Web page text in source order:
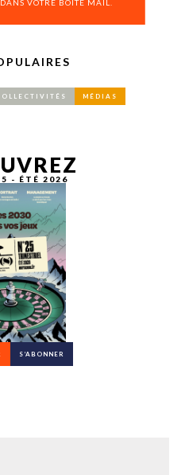
VOTRE BOÎTE MAIL.
MÉDIAS
- ÉTÉ 2026
S’ABONNER